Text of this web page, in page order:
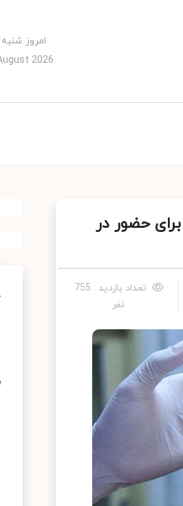
امروز شنبه 17 مرداد 1405
2026
حضور در
تعداد بازدید : 755
نفر